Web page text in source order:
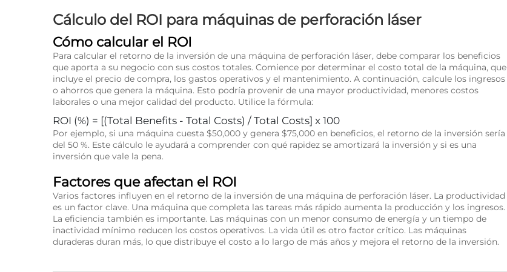
Cálculo del ROI para máquinas de perforación láser
Cómo calcular el ROI
Para calcular el retorno de la inversión de una máquina de perforación láser, debe comparar los beneficios
que aporta a su negocio con sus costos totales. Comience por determinar el costo total de la máquina, que
incluye el precio de compra, los gastos operativos y el mantenimiento. A continuación, calcule los ingresos
o ahorros que genera la máquina. Esto podría provenir de una mayor productividad, menores costos
laborales o una mejor calidad del producto. Utilice la fórmula:
ROI (%) = [(Total Benefits - Total Costs) / Total Costs] x 100
Por ejemplo, si una máquina cuesta $50,000 y genera $75,000 en beneficios, el retorno de la inversión sería
del 50 %. Este cálculo le ayudará a comprender con qué rapidez se amortizará la inversión y si es una
inversión que vale la pena.
Factores que afectan el ROI
Varios factores influyen en el retorno de la inversión de una máquina de perforación láser. La productividad
es un factor clave. Una máquina que completa las tareas más rápido aumenta la producción y los ingresos.
La eficiencia también es importante. Las máquinas con un menor consumo de energía y un tiempo de
inactividad mínimo reducen los costos operativos. La vida útil es otro factor crítico. Las máquinas
duraderas duran más, lo que distribuye el costo a lo largo de más años y mejora el retorno de la inversión.